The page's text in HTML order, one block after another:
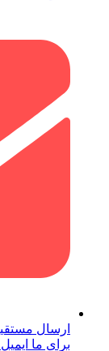
ارسال مستقیم
برای ما ایمیل